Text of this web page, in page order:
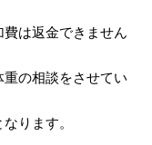
は返金できません
の相談をさせてい
ります。​